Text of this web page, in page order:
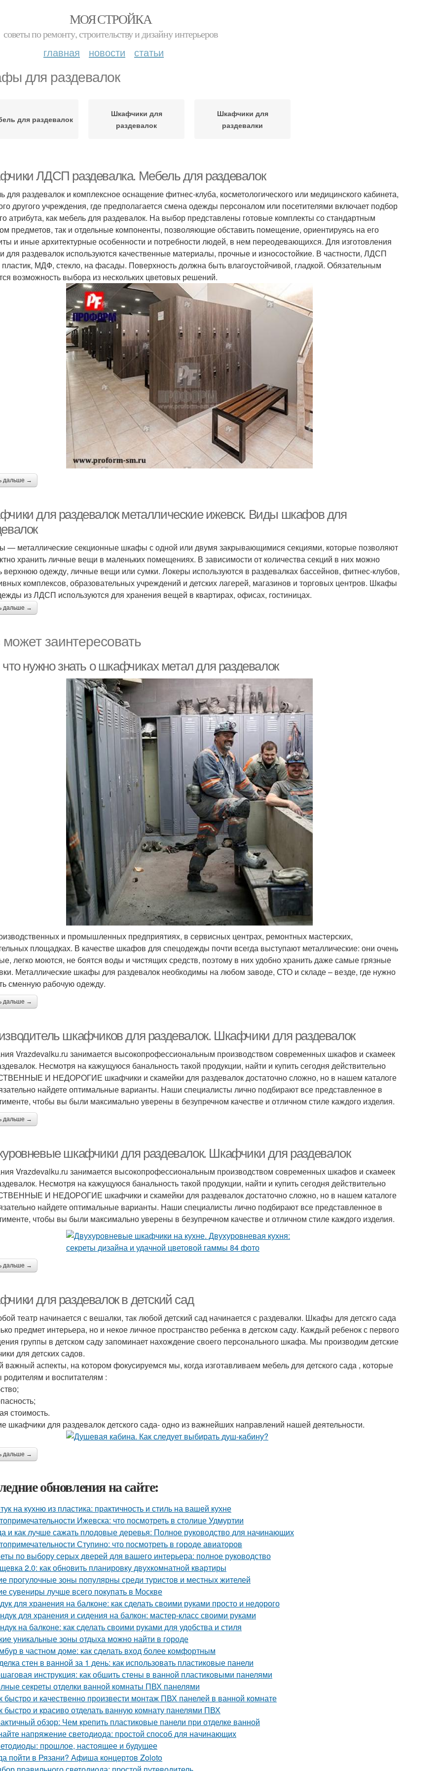
МОЯ СТРОЙКА
советы по ремонту, строительству и дизайну интерьеров
главная новости статьи
для раздевалок
для раздевалок
Шкафчики для
раздевалок
Шкафчики для
раздевалки
ЛДСП раздевалка. Мебель для раздевалок
для раздевалок и комплексное оснащение фитнес-клуба, косметологического или медицинского кабинета,
другого учреждения, где предполагается смена одежды персоналом или посетителями включает подбор
атрибута, как мебель для раздевалок. На выбор представлены готовые комплекты со стандартным
предметов, так и отдельные компоненты, позволяющие обставить помещение, ориентируясь на его
и иные архитектурные особенности и потребности людей, в нем переодевающихся. Для изготовления
для раздевалок используются качественные материалы, прочные и износостойкие. В частности, ЛДСП
пластик, МДФ, стекло, на фасады. Поверхность должна быть влагоустойчивой, гладкой. Обязательным
возможность выбора из нескольких цветовых решений.
дальше →
для раздевалок металлические ижевск. Виды шкафов для
— металлические секционные шкафы с одной или двумя закрывающимися секциями, которые позволяют
хранить личные вещи в маленьких помещениях. В зависимости от количества секций в них можно
верхнюю одежду, личные вещи или сумки. Локеры используются в раздевалках бассейнов, фитнес-клубов,
комплексов, образовательных учреждений и детских лагерей, магазинов и торговых центров. Шкафы
из ЛДСП используются для хранения вещей в квартирах, офисах, гостиницах.
дальше →
заинтересовать
нужно знать о шкафчиках метал для раздевалок
и промышленных предприятиях, в сервисных центрах, ремонтных мастерских,
площадках. В качестве шкафов для спецодежды почти всегда выступают металлические: они очень
легко моются, не боятся воды и чистящих средств, поэтому в них удобно хранить даже самые грязные
Металлические шкафы для раздевалок необходимы на любом заводе, СТО и складе – везде, где нужно
сменную рабочую одежду.
дальше →
шкафчиков для раздевалок. Шкафчики для раздевалок
Vrazdevalku.ru занимается высокопрофессиональным производством современных шкафов и скамеек
Несмотря на кажущуюся банальность такой продукции, найти и купить сегодня действительно
И НЕДОРОГИЕ шкафчики и скамейки для раздевалок достаточно сложно, но в нашем каталоге
найдете оптимальные варианты. Наши специалисты лично подбирают все представленное в
чтобы вы были максимально уверены в безупречном качестве и отличном стиле каждого изделия.
дальше →
шкафчики для раздевалок. Шкафчики для раздевалок
Vrazdevalku.ru занимается высокопрофессиональным производством современных шкафов и скамеек
Несмотря на кажущуюся банальность такой продукции, найти и купить сегодня действительно
И НЕДОРОГИЕ шкафчики и скамейки для раздевалок достаточно сложно, но в нашем каталоге
найдете оптимальные варианты. Наши специалисты лично подбирают все представленное в
чтобы вы были максимально уверены в безупречном качестве и отличном стиле каждого изделия.
дальше →
для раздевалок в детский сад
театр начинается с вешалки, так любой детский сад начинается с раздевалки. Шкафы для детскго сада
предмет интерьера, но и некое личное пространство ребенка в детском саду. Каждый ребенок с первого
группы в детском саду запоминает нахождение своего персонального шкафа. Мы производим детские
для детских садов.
аспекты, на котором фокусируемся мы, когда изготавливаем мебель для детского сада , которые
и воспитателям :
стоимость.
шкафчики для раздевалок детского сада- одно из важнейших направлений нашей деятельности.
дальше →
обновления на сайте:
на кухню из пластика: практичность и стиль на вашей кухне
Ижевска: что посмотреть в столице Удмуртии
и как лучше сажать плодовые деревья: Полное руководство для начинающих
Ступино: что посмотреть в городе авиаторов
по выбору серых дверей для вашего интерьера: полное руководство
2.0: как обновить планировку двухкомнатной квартиры
прогулочные зоны популярны среди туристов и местных жителей
сувениры лучше всего покупать в Москве
для хранения на балконе: как сделать своими руками просто и недорого
для хранения и сидения на балкон: мастер-класс своими руками
на балконе: как сделать своими руками для удобства и стиля
уникальные зоны отдыха можно найти в городе
в частном доме: как сделать вход более комфортным
стен в ванной за 1 день: как использовать пластиковые панели
инструкция: как обшить стены в ванной пластиковыми панелями
секреты отделки ванной комнаты ПВХ панелями
быстро и качественно произвести монтаж ПВХ панелей в ванной комнате
быстро и красиво отделать ванную комнату панелями ПВХ
обзор: Чем крепить пластиковые панели при отделке ванной
напряжение светодиода: простой способ для начинающих
прошлое, настоящее и будущее
пойти в Рязани? Афиша концертов Zoloto